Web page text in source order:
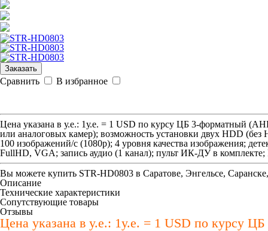
Заказать
Сравнить В избранное
Цена указана в у.е.: 1у.е. = 1 USD по курсу ЦБ 3-форматный
или аналоговых камер); возможность установки двух HDD
100 изображений/с (1080p); 4 уровня качества изображения;
FullHD, VGA; запись аудио (1 канал); пульт ИК-ДУ в
Вы можете купить STR-HD0803 в Саратове, Энгельсе,
Описание
Технические характеристики
Сопутствующие товары
Отзывы
Цена указана в у.е.: 1у.е. = 1 USD по курсу ЦБ